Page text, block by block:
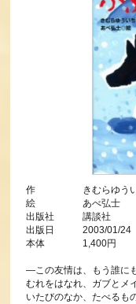
作 きむらゆうい
絵 あべ弘士
出版社 講談社
出版日 2003/01/24
本体 1,400円
―この友情は、もう誰
むれをはなれ、ガブとメ
いたびのなか、たべるも